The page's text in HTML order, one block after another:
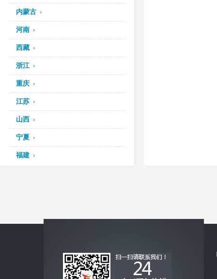
内蒙古
河南
西藏
浙江
重庆
江苏
山西
宁夏
福建
互联网+